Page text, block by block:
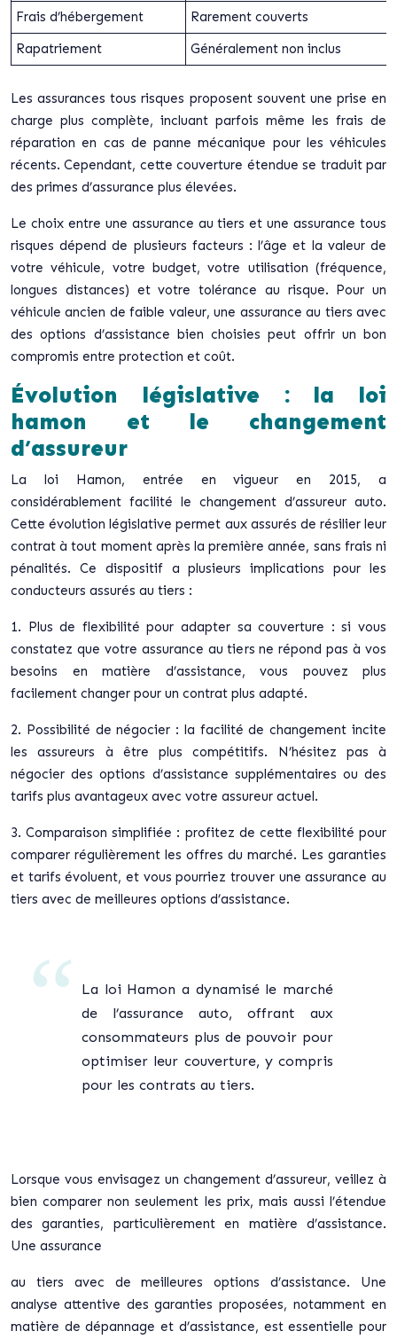
Frais d’hébergement
Rarement couverts
Rapatriement
Généralement non inclus
Les assurances tous risques proposent souvent une prise en
charge plus complète, incluant parfois même les frais de
réparation en cas de panne mécanique pour les véhicules
récents. Cependant, cette couverture étendue se traduit par
des primes d’assurance plus élevées.
Le choix entre une assurance au tiers et une assurance tous
risques dépend de plusieurs facteurs : l’âge et la valeur de
votre véhicule, votre budget, votre utilisation (fréquence,
longues distances) et votre tolérance au risque. Pour un
véhicule ancien de faible valeur, une assurance au tiers avec
des options d’assistance bien choisies peut offrir un bon
compromis entre protection et coût.
Évolution législative : la loi
hamon et le changement
d’assureur
La loi Hamon, entrée en vigueur en 2015, a
considérablement facilité le changement d’assureur auto.
Cette évolution législative permet aux assurés de résilier leur
contrat à tout moment après la première année, sans frais ni
pénalités. Ce dispositif a plusieurs implications pour les
conducteurs assurés au tiers :
1. Plus de flexibilité pour adapter sa couverture : si vous
constatez que votre assurance au tiers ne répond pas à vos
besoins en matière d’assistance, vous pouvez plus
facilement changer pour un contrat plus adapté.
2. Possibilité de négocier : la facilité de changement incite
les assureurs à être plus compétitifs. N’hésitez pas à
négocier des options d’assistance supplémentaires ou des
tarifs plus avantageux avec votre assureur actuel.
3. Comparaison simplifiée : profitez de cette flexibilité pour
comparer régulièrement les offres du marché. Les garanties
et tarifs évoluent, et vous pourriez trouver une assurance au
tiers avec de meilleures options d’assistance.
La loi Hamon a dynamisé le marché
de l’assurance auto, offrant aux
consommateurs plus de pouvoir pour
optimiser leur couverture, y compris
pour les contrats au tiers.
Lorsque vous envisagez un changement d’assureur, veillez à
bien comparer non seulement les prix, mais aussi l’étendue
des garanties, particulièrement en matière d’assistance.
Une assurance
au tiers avec de meilleures options d’assistance. Une
analyse attentive des garanties proposées, notamment en
matière de dépannage et d’assistance, est essentielle pour